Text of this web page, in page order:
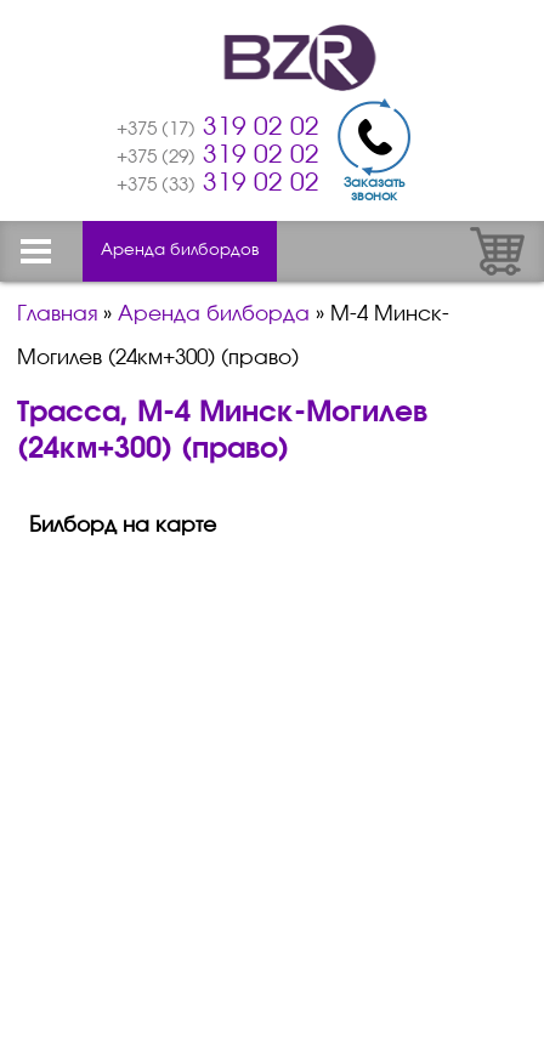
+375 (17) 319 02 02
+375 (29) 319 02 02
+375 (33) 319 02 02
Заказать
звонок
Аренда билбордов
Главная »Аренда билборда » М-4 Минск-
Могилев (24км+300) (право)
Трасса, М-4 Минск-Могилев
(24км+300) (право)
Билборд на карте